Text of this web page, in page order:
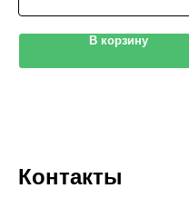
В корзину
Контакты